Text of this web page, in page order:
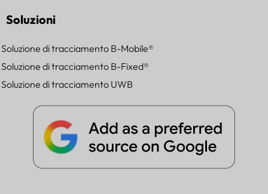
Soluzioni
Soluzione di tracciamento B-Mobile®
Soluzione di tracciamento B-Fixed®
Soluzione di tracciamento UWB